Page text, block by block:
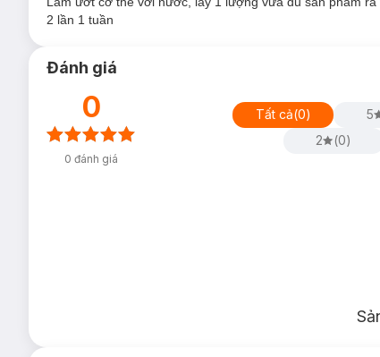
2 lần 1 tuần
Đánh giá
0
0 đánh giá
Tất cả(0) 5
2
(0)